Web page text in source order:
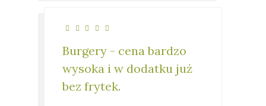
Burgery - cena bardzo
wysoka i w dodatku już
bez frytek.